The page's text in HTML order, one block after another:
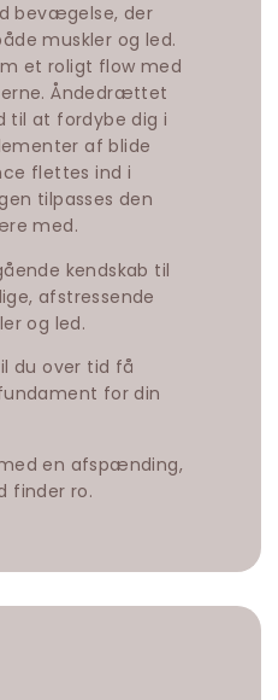
bevægelse, der
muskler og led.
et roligt flow med
Åndedrættet
til at fordybe dig i
af blide
flettes ind i
tilpasses den
med.
kendskab til
afstressende
og led.
du over tid få
for din
en afspænding,
finder ro.